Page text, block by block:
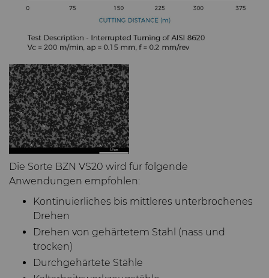
Die Sorte BZN VS20 wird für folgende
Anwendungen empfohlen:
Kontinuierliches bis mittleres unterbrochenes
Drehen
Drehen von gehärtetem Stahl (nass und
trocken)
Durchgehärtete Stähle